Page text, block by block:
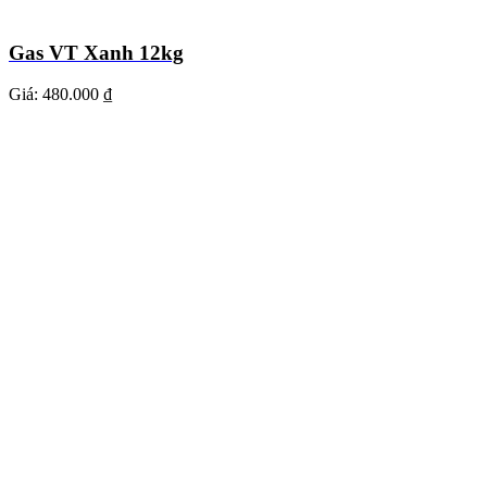
Gas VT Xanh 12kg
Giá: 480.000 ₫